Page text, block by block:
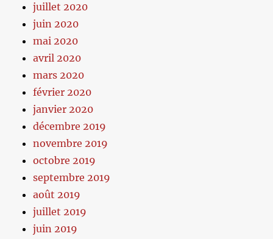
juillet 2020
juin 2020
mai 2020
avril 2020
mars 2020
février 2020
janvier 2020
décembre 2019
novembre 2019
octobre 2019
septembre 2019
août 2019
juillet 2019
juin 2019